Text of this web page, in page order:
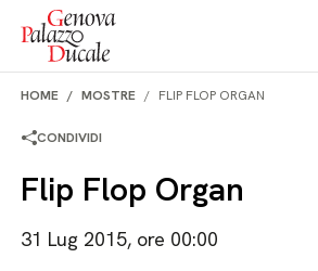
Salta al contenuto
HOME MOSTRE FLIP FLOP ORGAN
CONDIVIDI
Flip Flop Organ
31 Lug 2015, ore 00:00